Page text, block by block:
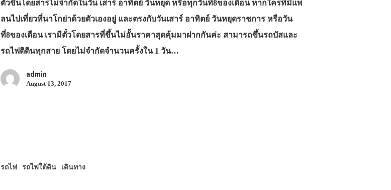
ตั๋วขึ้นโดยสารไม่จำกัดในวัน เสาร์ อาทิตย์ วันหยุด หรือทุกวันที่8ของเดือน หากใครที่มีแพ
ลนไปเที่ยวที่นาโกย่าด้วยตัวเองอยู่ และตรงกับวันเสาร์ อาทิตย์ วันหยุดราชการ หรือวัน
ที่8ของเดือน เรามีตั๋วโดยสารที่ขึ้นไม่อั้นราคาสุดคุ้มมาฝากกันค่ะ สามารถขึ้นรถบัสและ
รถไฟติดินทุกสาย โดยไม่จำกัดจำนวนครั้งใน 1 วัน…
admin
August 13, 2017
รถไฟ รถไฟใต้ดิน เดินทาง